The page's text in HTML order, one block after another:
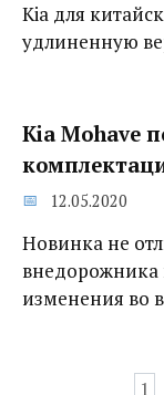
Kia для
удлиненную
Kia Mohave
12.05.2020
Новинка не
внедорожника
изменения во
1